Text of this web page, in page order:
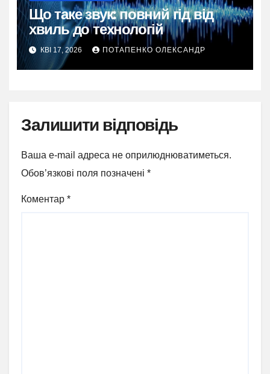
Що таке звук: повний гід від
хвиль до технологій
КВІ 17, 2026 ПОТАПЕНКО ОЛЕКСАНДР
Залишити відповідь
Ваша e-mail адреса не оприлюднюватиметься.
Обов’язкові поля позначені *
Коментар *